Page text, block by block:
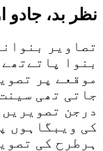
نظر بد، جادو
تصاویر
بنوا
موقعے پر
جاتی تھی
درجن
کی ویبگاہوں
ہرطرح کی